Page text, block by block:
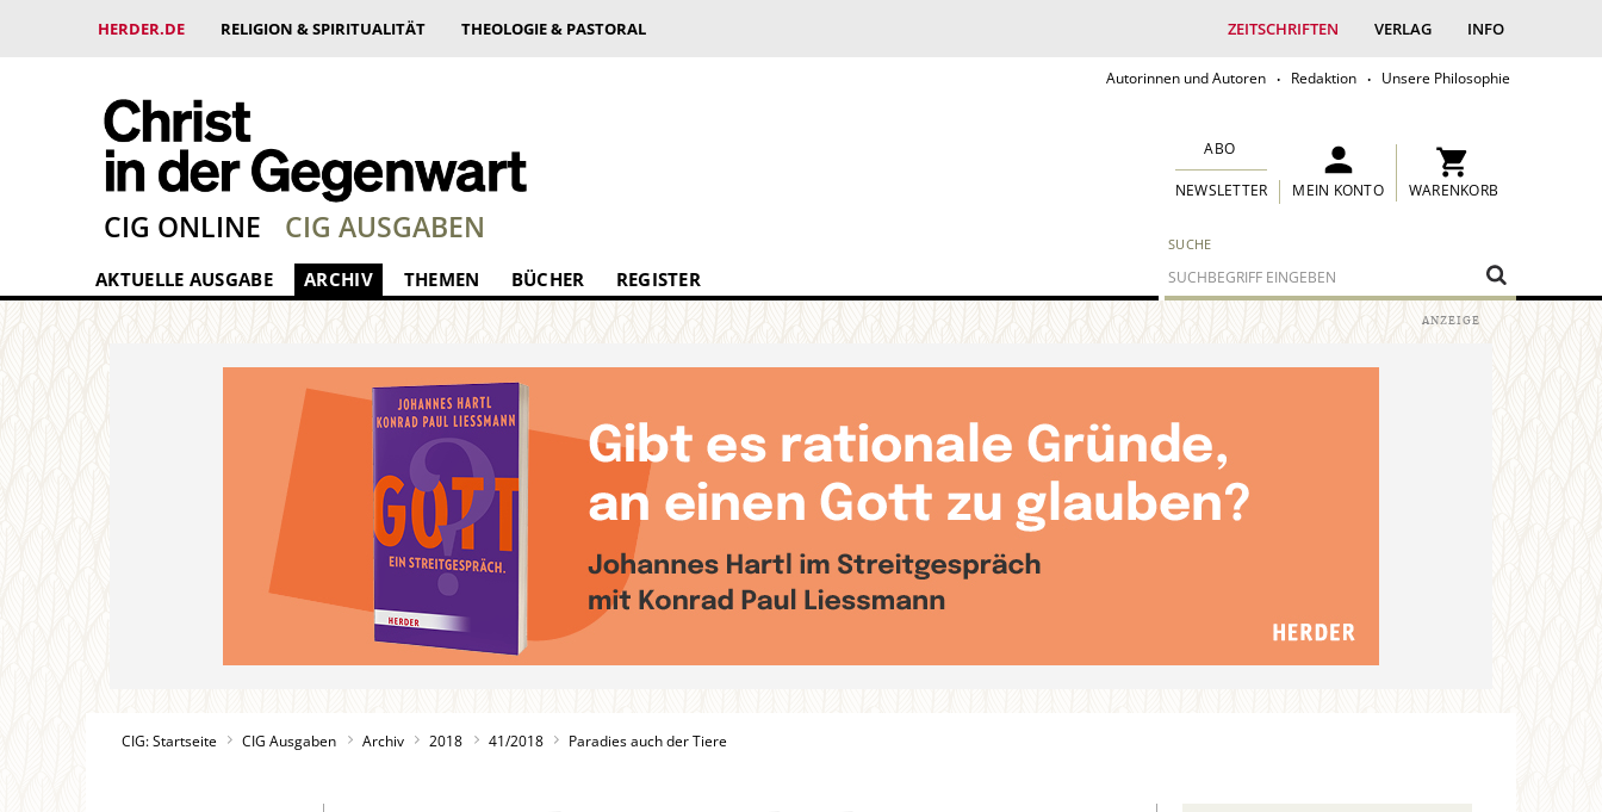
HERDER.DE RELIGION & SPIRITUALITÄT THEOLOGIE & PASTORAL ZEITSCHRIFTEN VERLAG INFO
Autorinnen und Autoren Redaktion Unsere Philosophie
SUCHE
ABO
NEWSLETTER MEIN KONTO WARENKORB
CIG ONLINE CIG AUSGABEN
AKTUELLE AUSGABE ARCHIV THEMEN BÜCHER REGISTER
CIG: Startseite CIG Ausgaben Archiv 2018 41/2018 Paradies auch der Tiere